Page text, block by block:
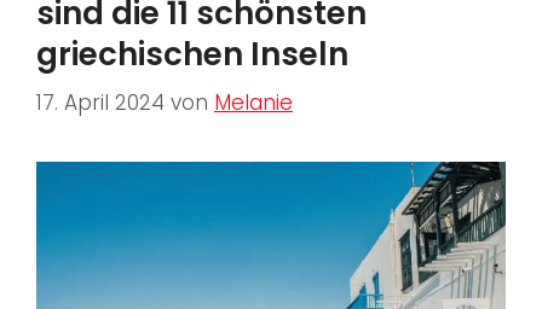
sind die 11 schönsten
griechischen Inseln
17. April 2024 von Melanie